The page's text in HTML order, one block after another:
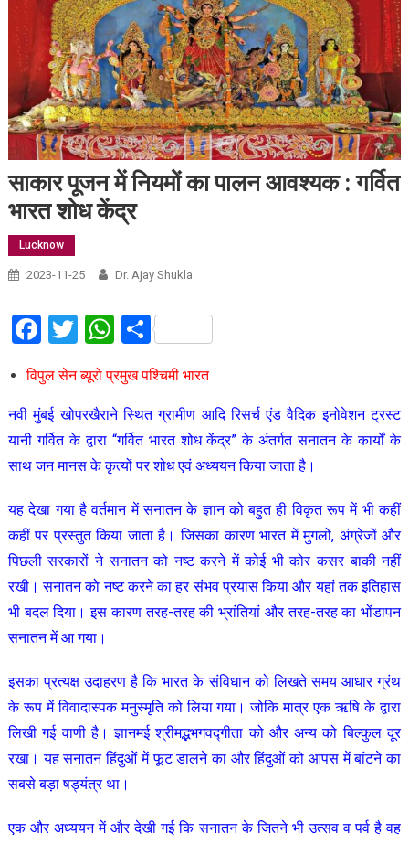
साकार पूजन में नियमों का पालन आवश्यक : गर्वित
भारत शोध केंद्र
Lucknow
2023-11-25 Dr. Ajay Shukla
Facebook
Twitter
WhatsApp
Share
विपुल सेन ब्यूरो प्रमुख पश्चिमी भारत
नवी मुंबई खोपरखैराने स्थित ग्रामीण आदि रिसर्च एंड वैदिक इनोवेशन ट्रस्ट
यानी गर्वित के द्वारा “गर्वित भारत शोध केंद्र” के अंतर्गत सनातन के कार्यों के
साथ जन मानस के कृत्यों पर शोध एवं अध्ययन किया जाता है।
यह देखा गया है वर्तमान में सनातन के ज्ञान को बहुत ही विकृत रूप में भी कहीं
कहीं पर प्रस्तुत किया जाता है। जिसका कारण भारत में मुगलों, अंग्रेजों और
पिछली सरकारों ने सनातन को नष्ट करने में कोई भी कोर कसर बाकी नहीं
रखी। सनातन को नष्ट करने का हर संभव प्रयास किया और यहां तक इतिहास
भी बदल दिया। इस कारण तरह-तरह की भ्रांतियां और तरह-तरह का भोंडापन
सनातन में आ गया।
इसका प्रत्यक्ष उदाहरण है कि भारत के संविधान को लिखते समय आधार ग्रंथ
के रूप में विवादास्पक मनुस्मृति को लिया गया। जोकि मात्र एक ऋषि के द्वारा
लिखी गई वाणी है। ज्ञानमई श्रीमद्भभगवद्गीता को और अन्य को बिल्कुल दूर
रखा। यह सनातन हिंदुओं में फूट डालने का और हिंदुओं को आपस में बांटने का
सबसे बड़ा षड्यंत्र था।
एक और अध्ययन में और देखी गई कि सनातन के जितने भी उत्सव व पर्व है वह